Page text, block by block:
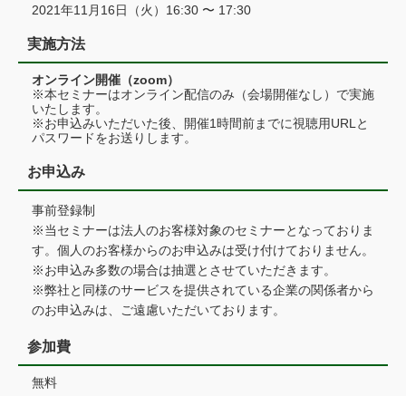
2021年11月16日（火）16:30 〜 17:30
実施方法
オンライン開催（zoom）
※本セミナーはオンライン配信のみ（会場開催なし）で実施
いたします。
※お申込みいただいた後、開催1時間前までに視聴用URLと
パスワードをお送りします。
お申込み
事前登録制
※当セミナーは法人のお客様対象のセミナーとなっておりま
す。個人のお客様からのお申込みは受け付けておりません。
※お申込み多数の場合は抽選とさせていただきます。
※弊社と同様のサービスを提供されている企業の関係者から
のお申込みは、ご遠慮いただいております。
参加費
無料